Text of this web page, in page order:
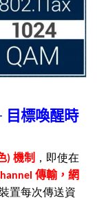
目標喚醒時
) 機制 ，即使在
傳輸，網
置每次傳送資